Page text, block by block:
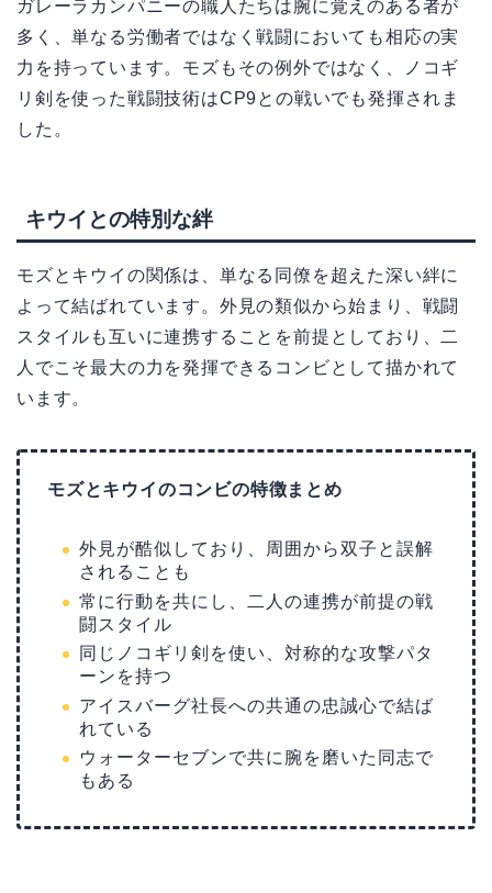
ガレーラカンパニーの職人たちは腕に覚えのある者が
多く、単なる労働者ではなく戦闘においても相応の実
力を持っています。モズもその例外ではなく、ノコギ
リ剣を使った戦闘技術はCP9との戦いでも発揮されま
した。
キウイとの特別な絆
モズとキウイの関係は、単なる同僚を超えた深い絆に
よって結ばれています。外見の類似から始まり、戦闘
スタイルも互いに連携することを前提としており、二
人でこそ最大の力を発揮できるコンビとして描かれて
います。
モズとキウイのコンビの特徴まとめ
外見が酷似しており、周囲から双子と誤解
されることも
常に行動を共にし、二人の連携が前提の戦
闘スタイル
同じノコギリ剣を使い、対称的な攻撃パタ
ーンを持つ
アイスバーグ社長への共通の忠誠心で結ば
れている
ウォーターセブンで共に腕を磨いた同志で
もある